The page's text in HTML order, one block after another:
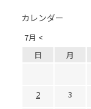
カレンダー
7月 <
日 月
2
3